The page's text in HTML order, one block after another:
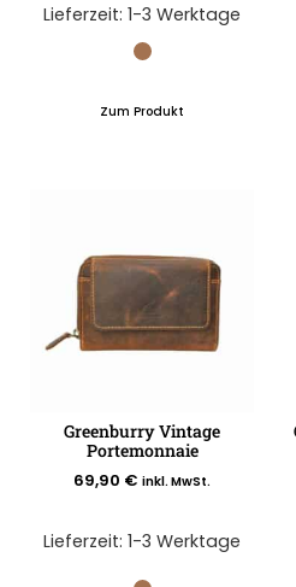
Lieferzeit:1-3 Werktage
Zum Produkt
Greenburry Vintage
Portemonnaie
69,90 € inkl. MwSt.
Lieferzeit:1-3 Werktage